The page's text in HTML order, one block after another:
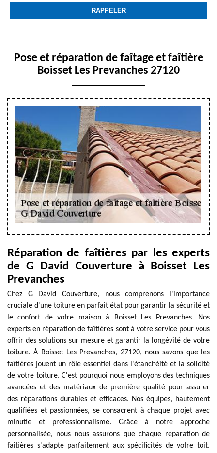
Pose et réparation de faîtage et faîtière
Boisset Les Prevanches 27120
Réparation de faîtières par les experts
de G David Couverture à Boisset Les
Prevanches
Chez G David Couverture, nous comprenons l'importance
cruciale d'une toiture en parfait état pour garantir la sécurité et
le confort de votre maison à Boisset Les Prevanches. Nos
experts en réparation de faîtières sont à votre service pour vous
offrir des solutions sur mesure et garantir la longévité de votre
toiture. À Boisset Les Prevanches, 27120, nous savons que les
faîtières jouent un rôle essentiel dans l'étanchéité et la solidité
de votre toiture. C'est pourquoi nous employons des techniques
avancées et des matériaux de première qualité pour assurer
des réparations durables et efficaces. Nos équipes, hautement
qualifiées et passionnées, se consacrent à chaque projet avec
minutie et professionnalisme. Grâce à notre approche
personnalisée, nous nous assurons que chaque réparation de
faîtières s'adapte parfaitement aux spécificités de votre toit.